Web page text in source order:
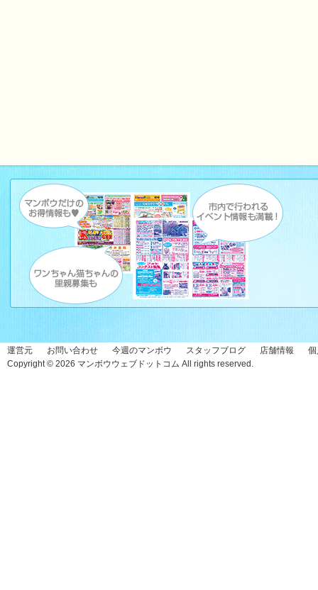
運営元 お問い合わせ 今週のマンボウ スタッフブログ 店舗情報
Copyright © 2026 マンボウウェブドットコム All rights reserved.